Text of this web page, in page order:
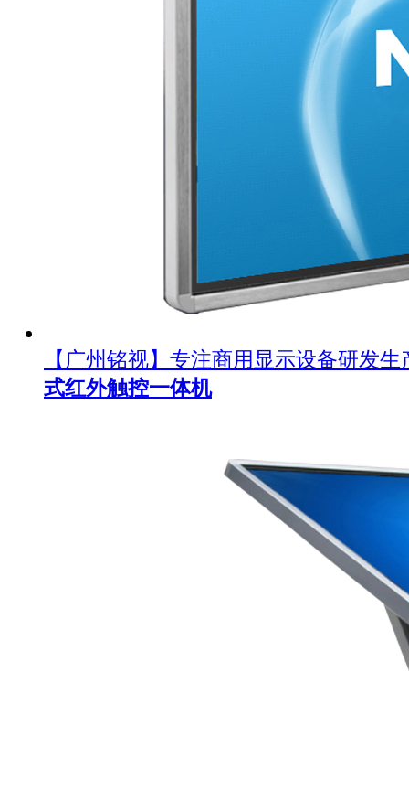
【广州铭视】专注商用显示设备研发
式红外触控一体机